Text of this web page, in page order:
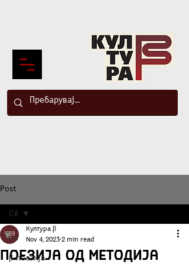
Post
Сè
β-поезија
Сè
Поезија од Методија
Култура β
Nov 4, 2023 2 min read